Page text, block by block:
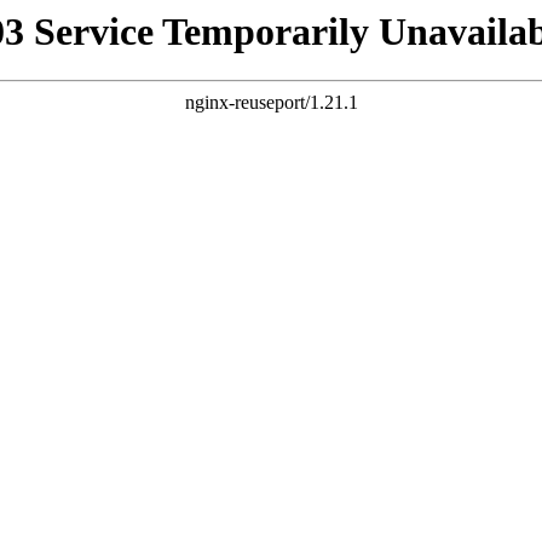
Service Temporarily
nginx-reuseport/1.21.1